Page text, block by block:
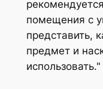
помещения с
представить,
предмет и
использовать.